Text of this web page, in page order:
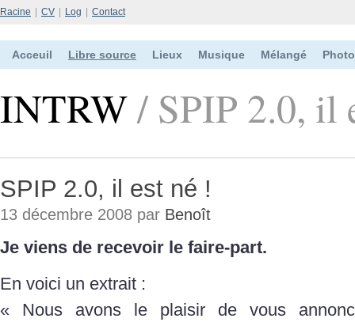
Racine CV Log Contact
Acceuil Libre source Lieux Musique Mélangé
INTRW/ SPIP 2.0, il
SPIP 2.0, il est né !
13 décembre 2008 par Benoît
Je viens de recevoir le faire-part.
En voici un extrait :
« Nous avons le plaisir de vous